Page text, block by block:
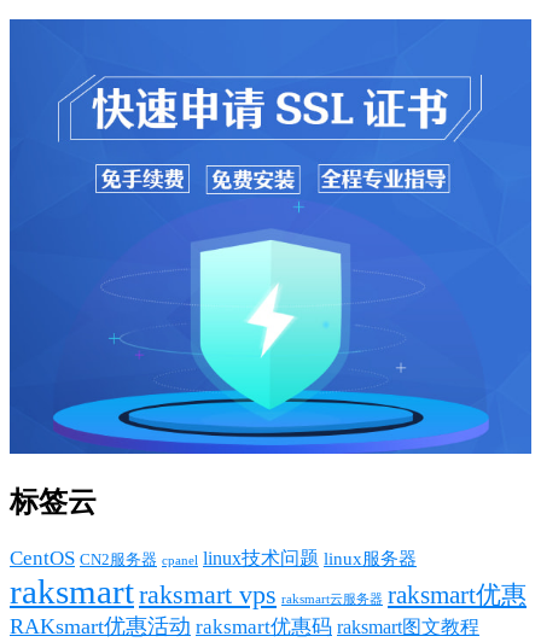
标签云
CentOS CN2服务器 cpanel linux技术问题 linux服务器
raksmartraksmart vps raksmart云服务器 raksmart优惠
RAKsmart优惠活动 raksmart优惠码 raksmart图文教程